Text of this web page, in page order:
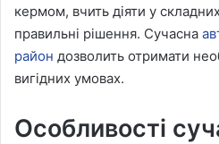
кермом, вчить діяти у
правильні рішення. Сучасна
район дозволить отримати
вигідних умовах.
Особливості